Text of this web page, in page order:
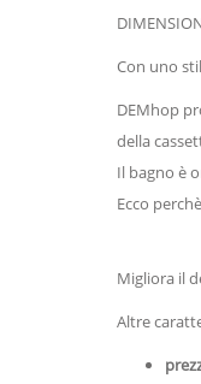
Con uno
DEMhop
della
Il bagno è
Ecco
Migliora il
Altre